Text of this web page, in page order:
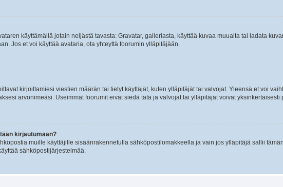
käyttämällä jotain neljästä tavasta: Gravatar, galleriasta, käyttää kuvaa muualta tai ladata
Jos et voi käyttää avataria, ota yhteyttä foorumin ylläpitäjään.
kirjoittamiesi viestien määrän tai tietyt käyttäjät, kuten ylläpitäjät tai valvojat. Yleensä et voi
arvonimeäsi. Useimmat foorumit eivät siedä tätä ja valvojat tai ylläpitäjät voivat yksinkertaisesti
kirjautumaan?
muille käyttäjille sisäänrakennetulla sähköpostilomakkeella ja vain jos ylläpitäjä sallii
sähköpostijärjestelmää.